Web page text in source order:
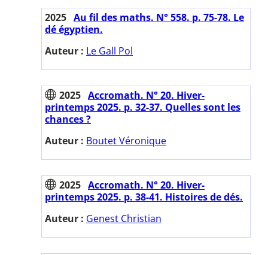
2025 Au fil des maths. N° 558. p. 75-78. Le
dé égyptien.
Auteur : Le Gall Pol
2025 Accromath. N° 20. Hiver-
printemps 2025. p. 32-37. Quelles sont les
chances ?
Auteur : Boutet Véronique
2025 Accromath. N° 20. Hiver-
printemps 2025. p. 38-41. Histoires de dés.
Auteur : Genest Christian